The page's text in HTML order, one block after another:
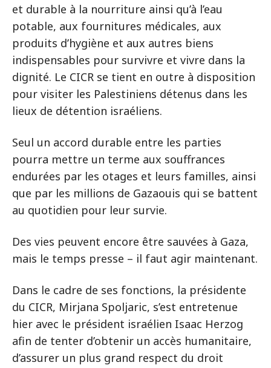
et durable à la nourriture ainsi qu’à l’eau
potable, aux fournitures médicales, aux
produits d’hygiène et aux autres biens
indispensables pour survivre et vivre dans la
dignité. Le CICR se tient en outre à disposition
pour visiter les Palestiniens détenus dans les
lieux de détention israéliens.
Seul un accord durable entre les parties
pourra mettre un terme aux souffrances
endurées par les otages et leurs familles, ainsi
que par les millions de Gazaouis qui se battent
au quotidien pour leur survie.
Des vies peuvent encore être sauvées à Gaza,
mais le temps presse – il faut agir maintenant.
Dans le cadre de ses fonctions, la présidente
du CICR, Mirjana Spoljaric, s’est entretenue
hier avec le président israélien Isaac Herzog
afin de tenter d’obtenir un accès humanitaire,
d’assurer un plus grand respect du droit